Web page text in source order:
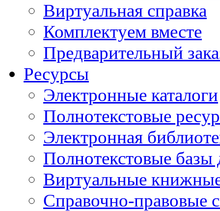
Виртуальная справка
Комплектуем вместе
Предварительный
Ресурсы
Электронные каталоги
Полнотекстовые
Электронная
Полнотекстовые
Виртуальные
Справочно-правовые